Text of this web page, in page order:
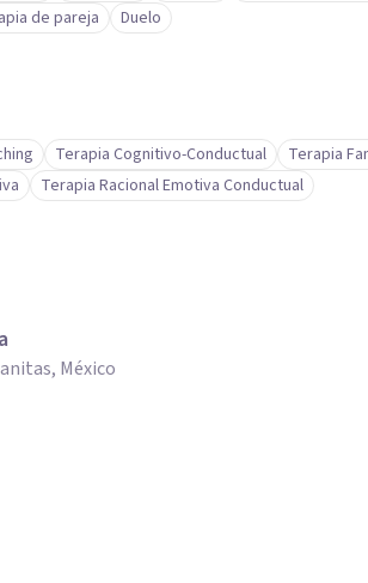
de pareja Duelo
Terapia Cognitivo-Conductual
Terapia
Terapia Racional Emotiva Conductual
México